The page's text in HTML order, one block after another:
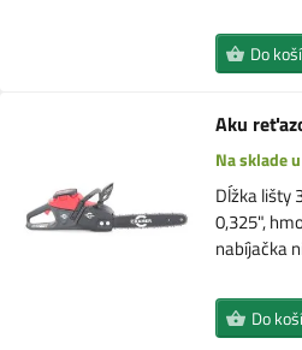
Do
Aku
Na sklade
Dĺžka lišty
0,325",
nabíjačka
Do